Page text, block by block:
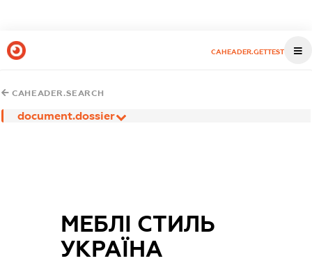
CAHEADER.GETTEST
CAHEADER.SEARCH
document.dossier
МЕБЛІ СТИЛЬ
УКРАЇНА